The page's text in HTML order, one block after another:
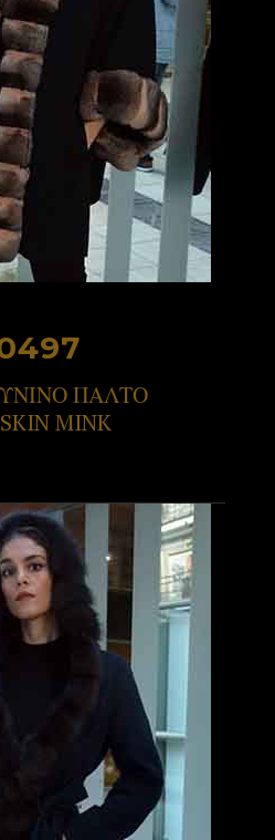
ΠΑΛΤΟ
MINK